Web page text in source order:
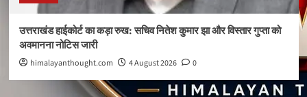
उत्तराखंड हाईकोर्ट का कड़ा रुख: सचिव नितेश कुमार झा और विस्तार गुप्ता को
अवमानना नोटिस जारी
himalayanthought.com 4 August 2026 0